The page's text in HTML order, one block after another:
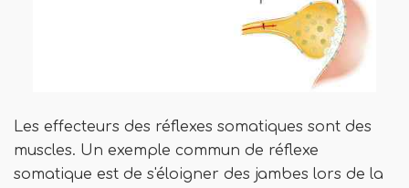
Les effecteurs des réflexes somatiques sont des
muscles. Un exemple commun de réflexe
somatique est de s'éloigner des jambes lors de la